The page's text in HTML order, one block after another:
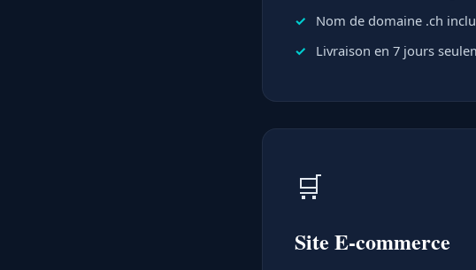
Nom de domaine .ch
Livraison en 7 jours
🛒
Site E-commerce